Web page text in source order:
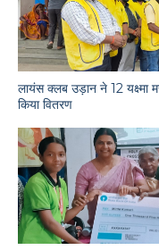
लायंस क्लब उड़ान ने 12 यक्ष्मा
किया वितरण